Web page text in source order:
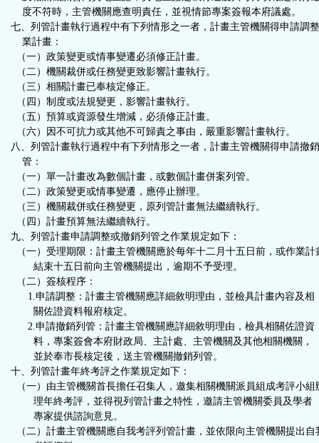
度不符時，主管機關應查明責任，並視情節專案簽報本府議處。
七、列管計畫執行過程中有下列情形之一者，計畫主管機關得申請調
業計畫：
（一）政策變更或情事變遷必須修正計畫。
（二）機關裁併或任務變更致影響計畫執行。
（三）相關計畫已奉核定修正。
（四）制度或法規變更，影響計畫執行。
（五）預算或資源發生增減，必須修正計畫。
（六）因不可抗力或其他不可歸責之事由，嚴重影響計畫執行。
八、列管計畫執行過程中有下列情形之一者，計畫主管機關得申請撤
管：
（一）單一計畫改為數個計畫，或數個計畫併案列管。
（二）政策變更或情事變遷，應停止辦理。
（三）機關裁併或任務變更，原列管計畫無法繼續執行。
（四）計畫預算無法繼續執行。
九、列管計畫申請調整或撤銷列管之作業規定如下：
（一）受理期限：計畫主管機關應於每年十二月十五日前，或作業計
結束十五日前向主管機關提出，逾期不予受理。
（二）簽核程序：
1.申請調整：計畫主管機關應詳細敘明理由，並檢具計畫內容及相
關佐證資料報府核定。
2.申請撤銷列管：計畫主管機關應詳細敘明理由，檢具相關佐證資
料，專案簽會本府財政局、主計處、主管機關及其他相關機關，
並於奉市長核定後，送主管機關撤銷列管。
十、列管計畫年終考評之作業規定如下：
（一）由主管機關首長擔任召集人，邀集相關機關派員組成考評小組
理年終考評，並得視列管計畫之特性，邀請主管機關委員及學者
專家提供諮詢意見。
（二）計畫主管機關應自我考評列管計畫，並依限向主管機關提出自